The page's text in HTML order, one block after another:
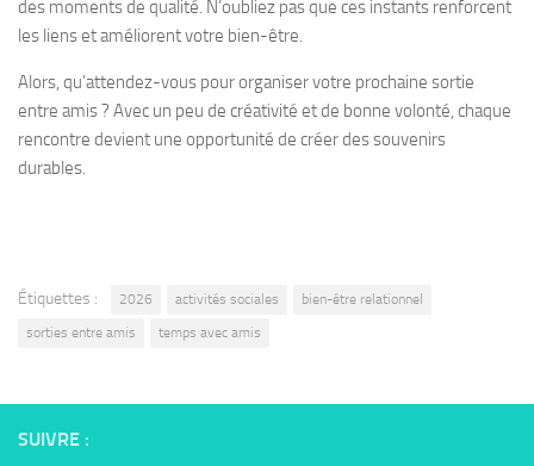
des moments de qualité. N’oubliez pas que ces instants renforcent
les liens et améliorent votre bien-être.
Alors, qu’attendez-vous pour organiser votre prochaine sortie
entre amis ? Avec un peu de créativité et de bonne volonté, chaque
rencontre devient une opportunité de créer des souvenirs
durables.
Étiquettes : 2026 activités sociales
bien-être relationnel
sorties entre amis
temps avec amis
SUIVRE :